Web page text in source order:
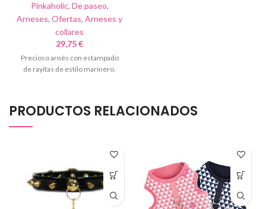
Pinkaholic, De paseo,
Arneses, Ofertas, Arneses y
collares
29,75€
Precioso arnés con estampado
de rayitas de estilo marinero.
PRODUCTOS RELACIONADOS